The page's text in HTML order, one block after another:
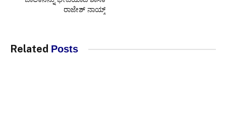
ರಾಜೇಶ್ ನಾಯ್ಕ್
Related Posts